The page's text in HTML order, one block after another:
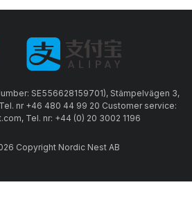
SE556628159701), Stämpelvägen 3,
nr +46 480 44 99 20 Customer service:
Tel. nr: +44 (0) 20 3002 1196
Copyright Nordic Nest AB